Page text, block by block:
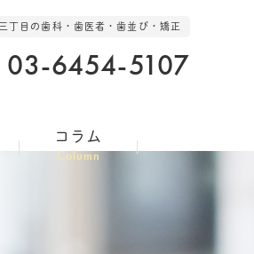
丁目の歯科・歯医者・歯並び・矯正
03-6454-5107
コラム
Column